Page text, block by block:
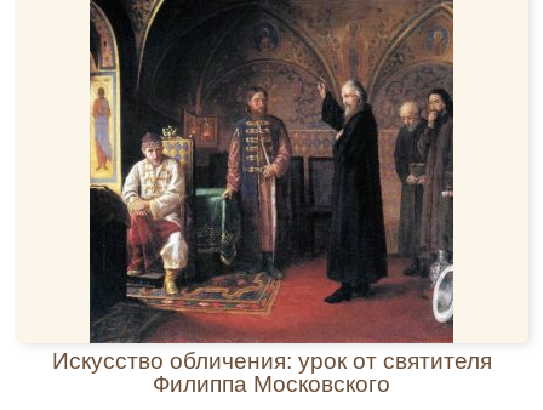
Искусство обличения: урок от святителя
Филиппа Московского